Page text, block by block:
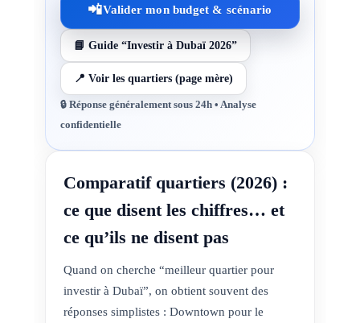
📲Valider mon budget & scénario
📘 Guide “Investir à Dubaï 2026”
📍 Voir les quartiers (page mère)
🔒 Réponse généralement sous 24h • Analyse
confidentielle
Comparatif quartiers (2026) :
ce que disent les chiffres… et
ce qu’ils ne disent pas
Quand on cherche “meilleur quartier pour
investir à Dubaï”, on obtient souvent des
réponses simplistes : Downtown pour le